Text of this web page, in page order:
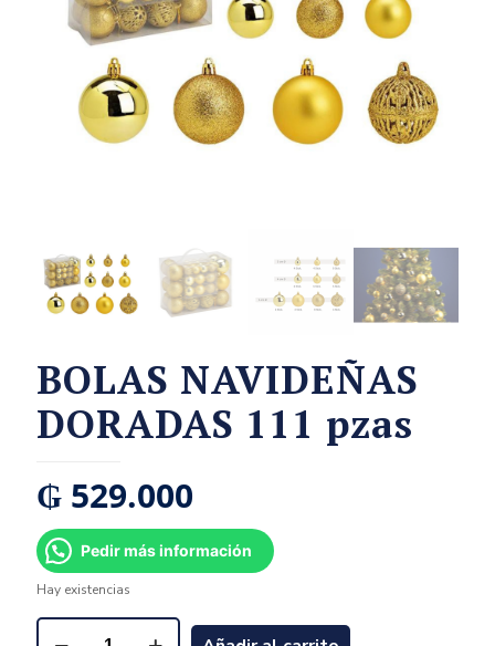
BOLAS NAVIDEÑAS
DORADAS 111 pzas
₲ 529.000
Pedir más información
Hay existencias